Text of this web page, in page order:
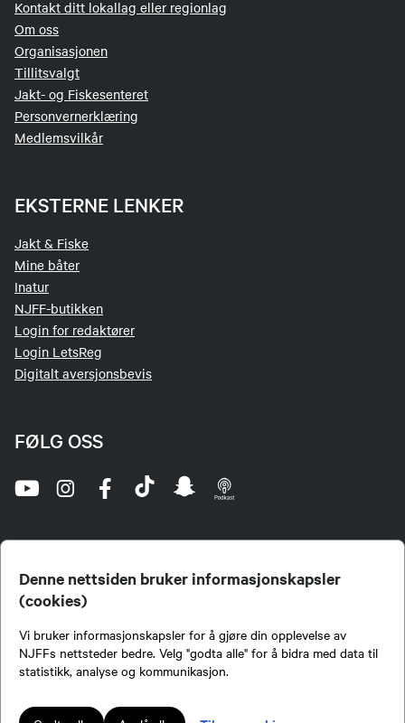
Denne nettsiden bruker informasjonskapsler
(cookies)
Vi bruker informasjonskapsler for å gjøre din opplevelse av
NJFFs nettsteder bedre. Velg "godta alle" for å bidra med data til
statistikk, analyse og kommunikasjon.
Kontakt ditt lokallag eller regionlag
Om oss
Organisasjonen
Tillitsvalgt
Jakt- og Fiskesenteret
Personvernerklæring
Medlemsvilkår
EKSTERNE LENKER
Jakt & Fiske
Mine båter
Inatur
NJFF-butikken
Login for redaktører
Login LetsReg
Digitalt aversjonsbevis
FØLG OSS
jegere og sportsfiskere og et av de viktigste miljøene for formidling av kunnskap om jakt og
fiske i Norge. Vi er en partipolitisk nøytral organisasjon, men har et sterkt jakt-, fiske-, og
naturpolitisk engasjement i mange saker.
Lokalforeninger tilsluttet Norges Jeger- og Fiskerforbund har ansvar for innhold de